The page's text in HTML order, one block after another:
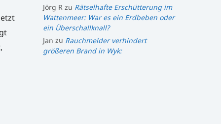
Jörg Rzu Rätselhafte Erschütterung im
Wattenmeer: War es ein Erdbeben oder
ein Überschallknall?
Jan zu Rauchmelder verhindert
größeren Brand in Wyk: